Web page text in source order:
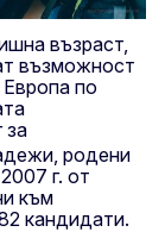
възраст,
възможност
Европа по
за
родени
г. от
към
кандидати.